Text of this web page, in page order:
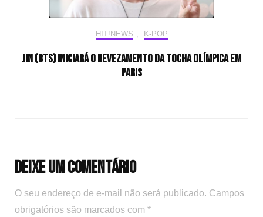
HIT!NEWS , K-POP
Jin (BTS) iniciará o revezamento da tocha olímpica em
Paris
Deixe um comentário
O seu endereço de e-mail não será publicado. Campos
obrigatórios são marcados com *